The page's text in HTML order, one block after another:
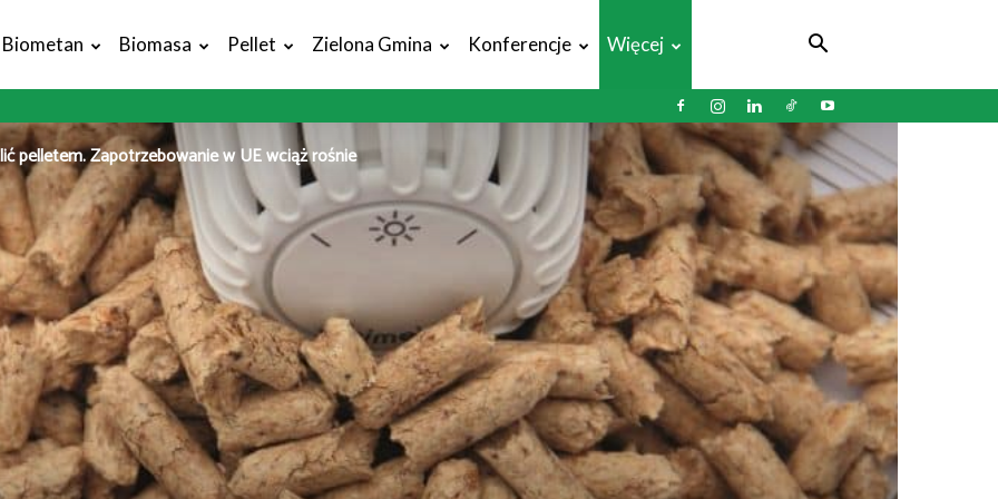
Biometan Biomasa Pellet Zielona Gmina Konferencje Więcej
pelletem. Zapotrzebowanie w UE wciąż rośnie